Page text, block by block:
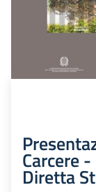
Carcere
Diretta